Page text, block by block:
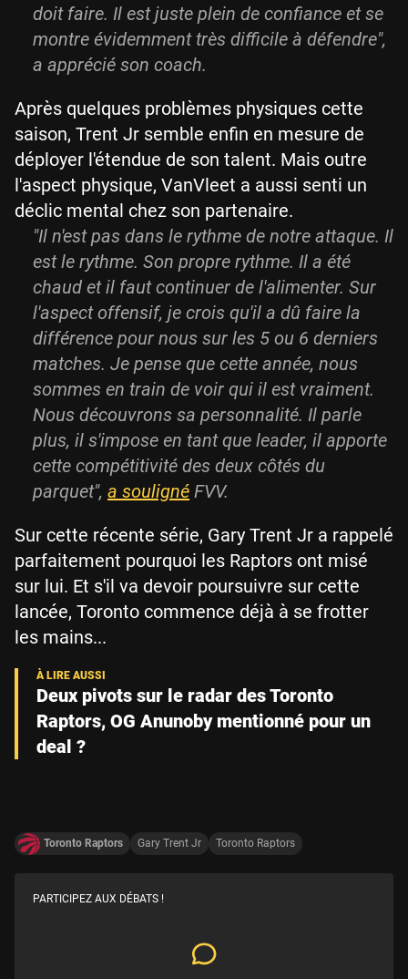
doit faire. Il est juste plein de confiance et se
montre évidemment très difficile à défendre",
a apprécié son coach.
Après quelques problèmes physiques cette
saison, Trent Jr semble enfin en mesure de
déployer l'étendue de son talent. Mais outre
l'aspect physique, VanVleet a aussi senti un
déclic mental chez son partenaire.
"Il n'est pas dans le rythme de notre attaque. Il
est le rythme. Son propre rythme. Il a été
chaud et il faut continuer de l'alimenter. Sur
l'aspect offensif, je crois qu'il a dû faire la
différence pour nous sur les 5 ou 6 derniers
matches. Je pense que cette année, nous
sommes en train de voir qui il est vraiment.
Nous découvrons sa personnalité. Il parle
plus, il s'impose en tant que leader, il apporte
cette compétitivité des deux côtés du
parquet", a souligné FVV.
Sur cette récente série, Gary Trent Jr a rappelé
parfaitement pourquoi les Raptors ont misé
sur lui. Et s'il va devoir poursuivre sur cette
lancée, Toronto commence déjà à se frotter
les mains...
Deux pivots sur le radar des Toronto
Raptors, OG Anunoby mentionné pour un
deal ?
Toronto Raptors Gary Trent Jr Toronto Raptors
PARTICIPEZ AUX DÉBATS !